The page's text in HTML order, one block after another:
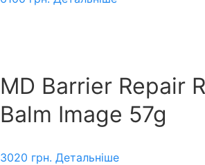
MD Barrier Repair
Balm Image 57g
3020 грн. Детальніше